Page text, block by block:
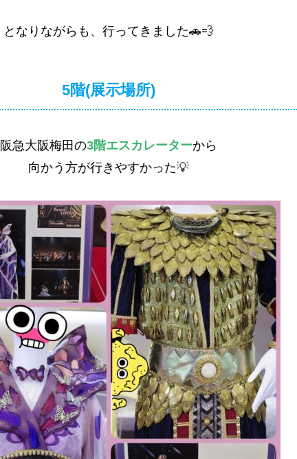
となりながらも、行ってきました🚗💨
5階(展示場所)
阪急大阪梅田の3階エスカレーターから
向かう方が行きやすかった💡